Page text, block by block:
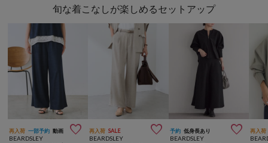
旬な着こなしが楽しめるセットアップ
再入荷 一部予約 動画 
BEARDSLEY
再入荷 SALE 
BEARDSLEY
予約 低身長あり 
BEARDSLEY
再入荷